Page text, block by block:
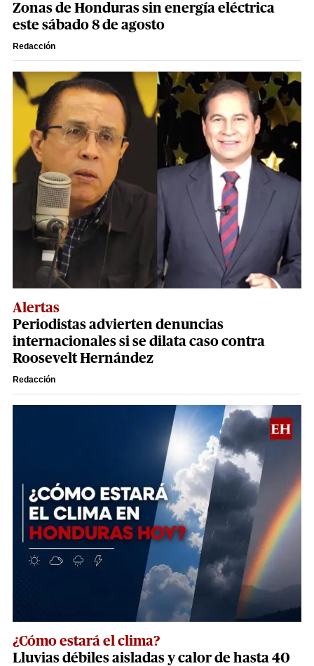
Zonas de Honduras sin energía eléctrica
este sábado 8 de agosto
Redacción
Alertas
Periodistas advierten denuncias
internacionales si se dilata caso contra
Roosevelt Hernández
Redacción
¿Cómo estará el clima?
Lluvias débiles aisladas y calor de hasta 40